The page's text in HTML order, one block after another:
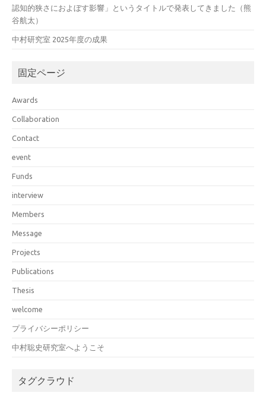
認知的狭さにおよぼす影響」というタイトルで発表してきました（熊
谷航太）
中村研究室 2025年度の成果
固定ページ
Awards
Collaboration
Contact
event
Funds
interview
Members
Message
Projects
Publications
Thesis
welcome
プライバシーポリシー
中村聡史研究室へようこそ
タグクラウド